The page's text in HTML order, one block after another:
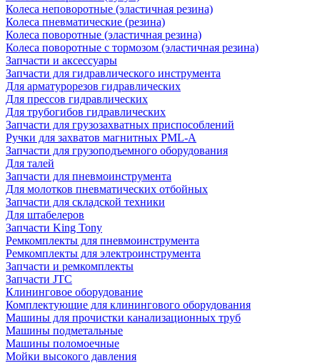
Колеса неповоротные (эластичная резина)
Колеса пневматические (резина)
Колеса поворотные (эластичная резина)
Колеса поворотные c тормозом (эластичная резина)
Запчасти и аксессуары
Запчасти для гидравлического инструмента
Для арматурорезов гидравлических
Для прессов гидравлических
Для трубогибов гидравлических
Запчасти для грузозахватных приспособлений
Ручки для захватов магнитных PML-A
Запчасти для грузоподъемного оборудования
Для талей
Запчасти для пневмоинструмента
Для молотков пневматических отбойных
Запчасти для складской техники
Для штабелеров
Запчасти King Tony
Ремкомплекты для пневмоинструмента
Ремкомплекты для электроинструмента
Запчасти и ремкомплекты
Запчасти JTC
Клининговое оборудование
Комплектующие для клинингового оборудования
Машины для прочистки канализационных труб
Машины подметальные
Машины поломоечные
Мойки высокого давления